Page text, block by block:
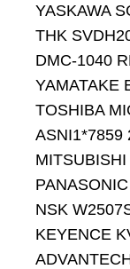
YASKAWA
THK
DMC-1040
YAMATAKE
TOSHIBA
ASNI1*7859
NSK
KEYENCE